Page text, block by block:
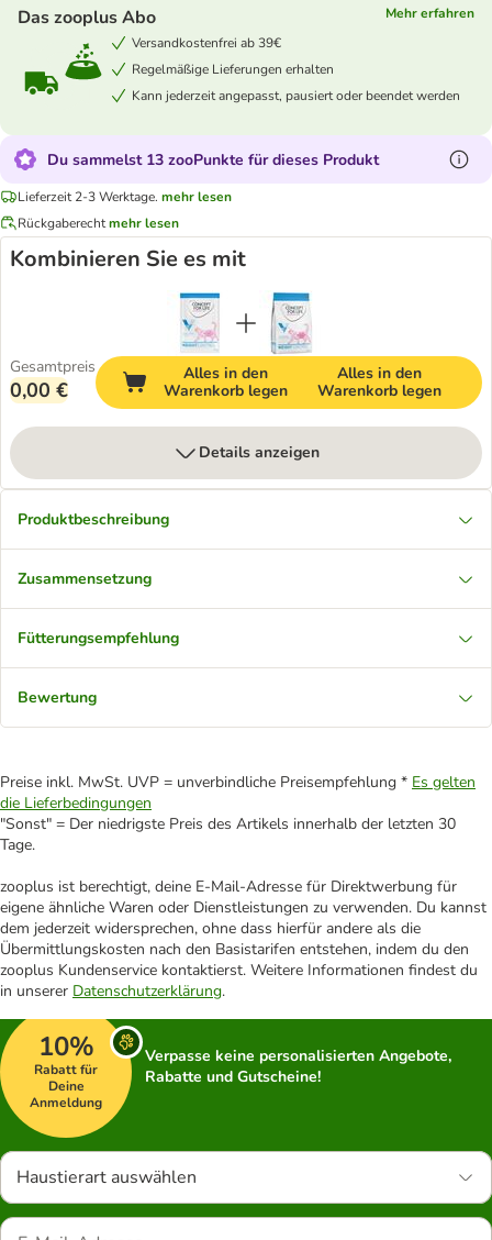
Das zooplus Abo
Mehr erfahren
Versandkostenfrei ab 39€
Regelmäßige Lieferungen erhalten
Kann jederzeit angepasst, pausiert oder beendet werden
Du sammelst 13 zooPunkte für dieses Produkt
Lieferzeit 2-3 Werktage. mehr lesen
Rückgaberechtmehr lesen
Kombinieren Sie es mit
Gesamtpreis
0,00 €
Alles in den
Warenkorb legen
Alles in den
Warenkorb legen
Details anzeigen
Produktbeschreibung
Zusammensetzung
Fütterungsempfehlung
Bewertung
Preise inkl. MwSt. UVP = unverbindliche Preisempfehlung * Es gelten
die Lieferbedingungen
"Sonst" = Der niedrigste Preis des Artikels innerhalb der letzten 30
Tage.
zooplus ist berechtigt, deine E-Mail-Adresse für Direktwerbung für
eigene ähnliche Waren oder Dienstleistungen zu verwenden. Du kannst
dem jederzeit widersprechen, ohne dass hierfür andere als die
Übermittlungskosten nach den Basistarifen entstehen, indem du den
zooplus Kundenservice kontaktierst. Weitere Informationen findest du
in unserer Datenschutzerklärung.
10%
Rabatt für
Deine
Anmeldung
Verpasse keine personalisierten Angebote,
Rabatte und Gutscheine!
Haustierart auswählen